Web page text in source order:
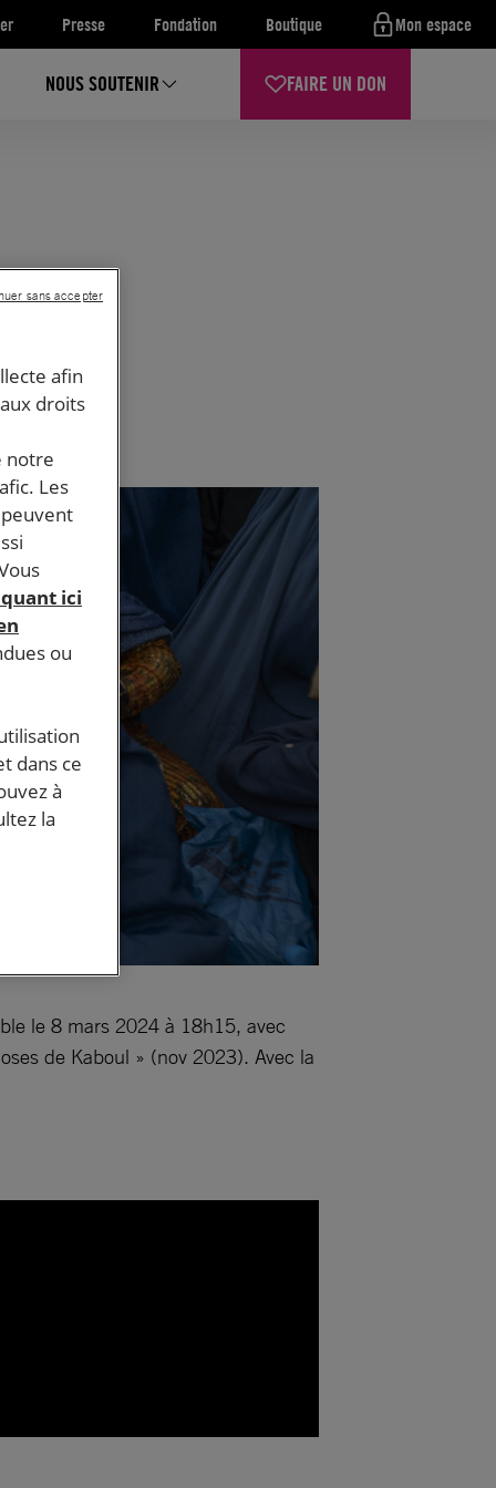
Presse Fondation Boutique Mon espace
NOUS SOUTENIR FAIRE UN DON
le 8 mars 2024 à 18h15, avec
de Kaboul » (nov 2023). Avec la
afin
droits
notre
Les
ici
ou
dans ce
à
la
sans accepter